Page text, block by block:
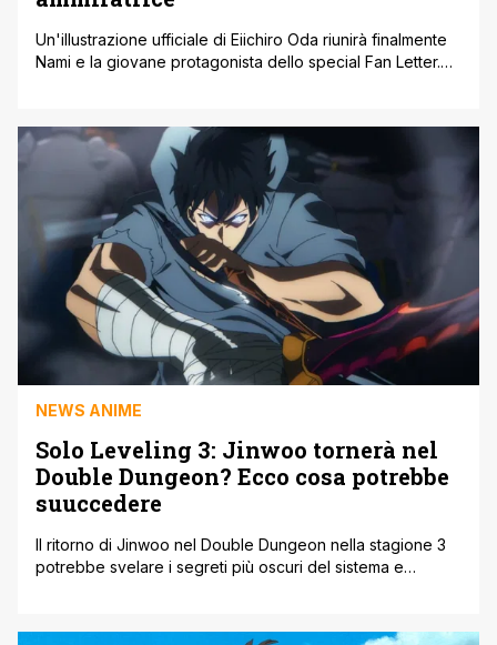
Un'illustrazione ufficiale di Eiichiro Oda riunirà finalmente
Nami e la giovane protagonista dello special Fan Letter.
da Megumi Ishitani e basato sul romanzo 'Straw Hat
Stories' di Tomohito Osaki. Lo special ha conquistato il
pubblico raccontando, [']
NEWS ANIME
Solo Leveling 3: Jinwoo tornerà nel
Double Dungeon? Ecco cosa potrebbe
suuccedere
Il ritorno di Jinwoo nel Double Dungeon nella stagione 3
potrebbe svelare i segreti più oscuri del sistema e
Dungeon, il punto di svolta che ha trasformato Jinwoo da